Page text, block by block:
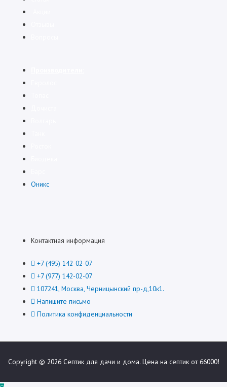
Оникс
Контактная информация
+7 (495) 142-02-07
+7 (977) 142-02-07
107241, Москва, Черницынский пр-д,10к1.
Напишите письмо
Политика конфиденциальности
Copyright © 2026 Септик для дачи и дома. Цена на септик от 66000!